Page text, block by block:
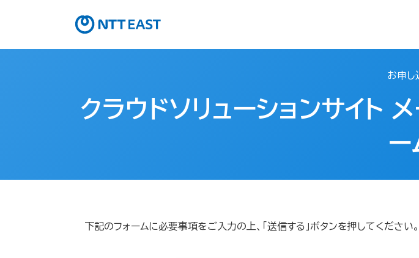
お申し
クラウドソリューションサイト
ー
下記のフォームに必要事項をご入力の上、「送信する」ボタンを押してください。